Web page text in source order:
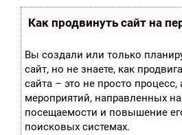
Как продвинуть сайт на
Вы создали или только
сайт, но не знаете, как
сайта – это не просто
мероприятий, направленных
посещаемости и повышение
поисковых системах.
играх